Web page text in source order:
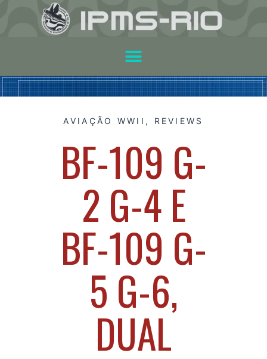
AVIAÇÃO WWII , REVIEWS
BF-109 G-
2 G-4 E
BF-109 G-
5 G-6,
DUAL